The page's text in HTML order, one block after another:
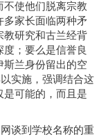
不使他们脱离宗教
多家长面临两种矛
教研究和古兰经背
；要么是信誉良
斯兰身份留出的空
实施，强调结合这
是可能的，而且是
谈到学校名称的重